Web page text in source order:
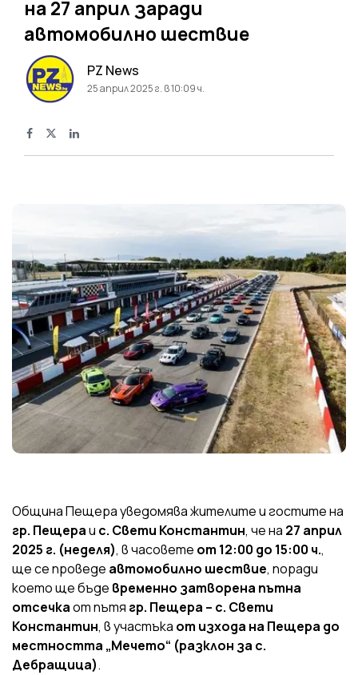
на 27 април заради
автомобилно шествие
PZ News
25 април 2025 г. в 10:09 ч.
Община Пещера уведомява жителите и гостите на
гр. Пещераи с. Свети Константин, че на 27 април
2025 г. (неделя), в часовете от 12:00 до 15:00 ч.,
ще се проведе автомобилно шествие, поради
което ще бъде временно затворена пътна
отсечкаот пътя гр. Пещера – с. Свети
Константин, в участъка от изхода на Пещера до
местността „Мечето“ (разклон за с.
Дебращица).